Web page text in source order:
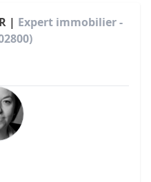
| Expert immobilier -